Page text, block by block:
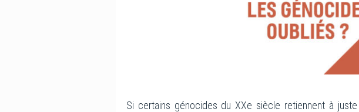
Si certains génocides du XXe siècle retiennent à